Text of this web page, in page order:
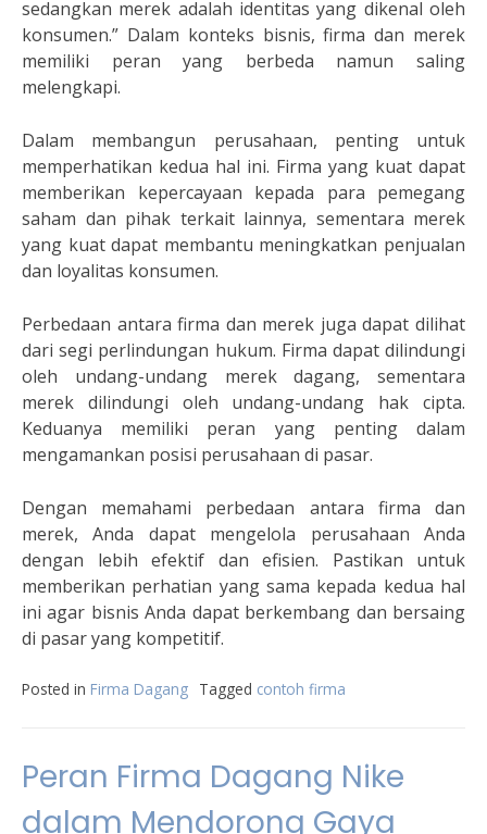
sedangkan merek adalah identitas yang dikenal oleh
konsumen.” Dalam konteks bisnis, firma dan merek
memiliki peran yang berbeda namun saling
melengkapi.
Dalam membangun perusahaan, penting untuk
memperhatikan kedua hal ini. Firma yang kuat dapat
memberikan kepercayaan kepada para pemegang
saham dan pihak terkait lainnya, sementara merek
yang kuat dapat membantu meningkatkan penjualan
dan loyalitas konsumen.
Perbedaan antara firma dan merek juga dapat dilihat
dari segi perlindungan hukum. Firma dapat dilindungi
oleh undang-undang merek dagang, sementara
merek dilindungi oleh undang-undang hak cipta.
Keduanya memiliki peran yang penting dalam
mengamankan posisi perusahaan di pasar.
Dengan memahami perbedaan antara firma dan
merek, Anda dapat mengelola perusahaan Anda
dengan lebih efektif dan efisien. Pastikan untuk
memberikan perhatian yang sama kepada kedua hal
ini agar bisnis Anda dapat berkembang dan bersaing
di pasar yang kompetitif.
Posted in Firma Dagang Tagged contoh firma
Peran Firma Dagang Nike
dalam Mendorong Gaya